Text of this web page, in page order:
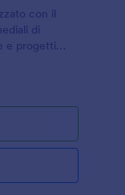
con il
di
e progetti